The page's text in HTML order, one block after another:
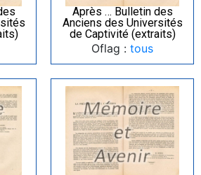
Après … Bulletin des
Anciens des Universités
de Captivité (extraits)
Oflag : tous